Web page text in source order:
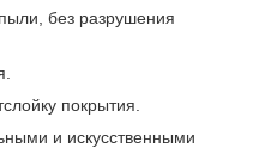
без разрушения
покрытия.
и искусственными